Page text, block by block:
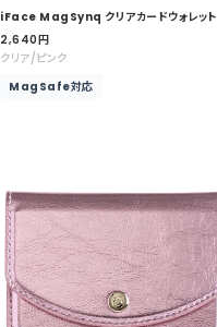
iFace MagSynq クリアカードウォレット
セ
ー
価
2,640円
クリア/ピンク
MagSafe対応